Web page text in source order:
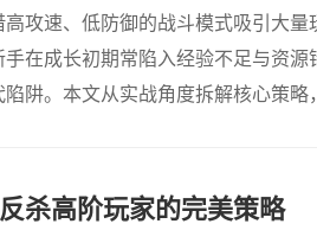
攻速、低防御的战斗模式吸引大量
在成长初期常陷入经验不足与资源
阱。本文从实战角度拆解核心策略
杀高阶玩家的完美策略